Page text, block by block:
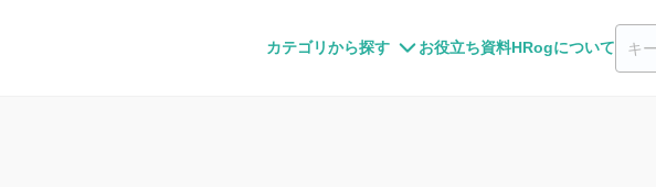
カテゴリから探す お役立ち資料HRogについて
ア